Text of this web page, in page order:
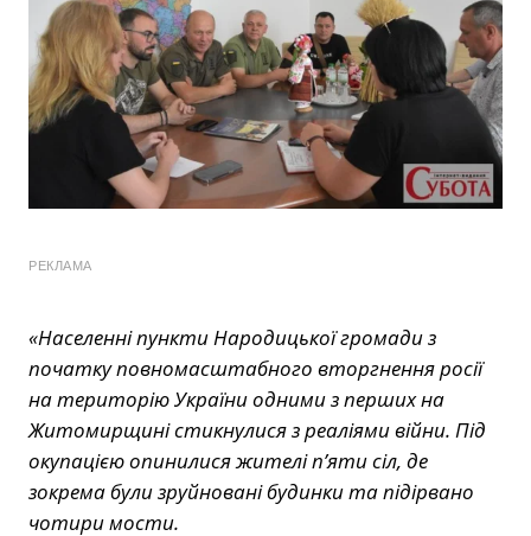
РЕКЛАМА
«Населенні пункти Народицької громади з
початку повномасштабного вторгнення росії
на територію України одними з перших на
Житомирщині стикнулися з реаліями війни. Під
окупацією опинилися жителі п’яти сіл, де
зокрема були зруйновані будинки та підірвано
чотири мости.